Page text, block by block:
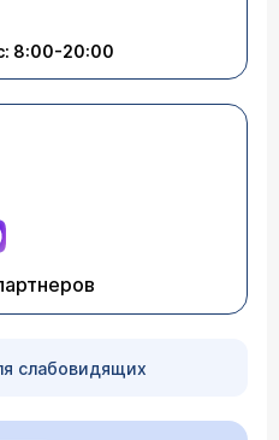
8:00-20:00
слабовидящих